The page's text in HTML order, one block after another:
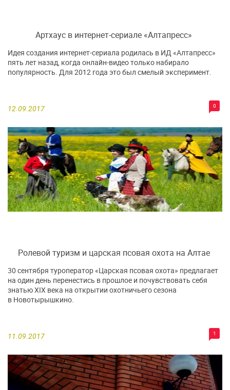
Артхаус в интернет-сериале «Алтапресс»
12.09.2017 0
Идея создания интернет-сериала родилась в ИД «Алтапресс»
пять лет назад, когда онлайн-видео только набирало
популярность. Для 2012 года это был смелый эксперимент.
Ролевой туризм и царская псовая охота на Алтае
11.09.2017 1
30 сентября туроператор «Царская псовая охота» предлагает
на один день перенестись в прошлое и почувствовать себя
знатью XIX века на открытии охотничьего сезона
в Новотырышкино.